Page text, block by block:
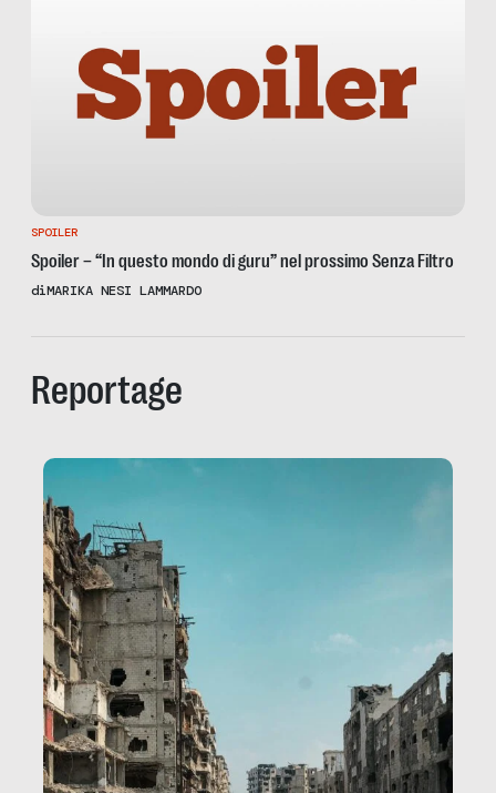
SPOILER
Spoiler – “In questo mondo di guru” nel prossimo Senza Filtro
diMARIKA NESI LAMMARDO
Reportage